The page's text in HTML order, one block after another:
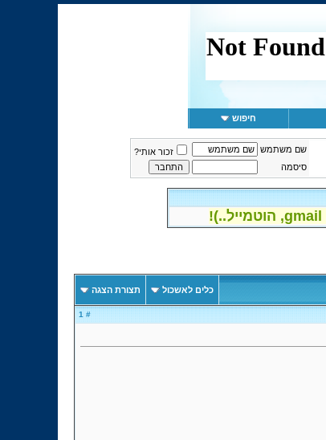
חיפוש
שם משתמש
זכור אותי?
סיסמה
כלים לאשכול תצורת הצגה
# 1